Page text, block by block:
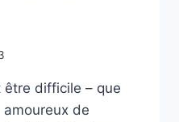
être difficile – que
de